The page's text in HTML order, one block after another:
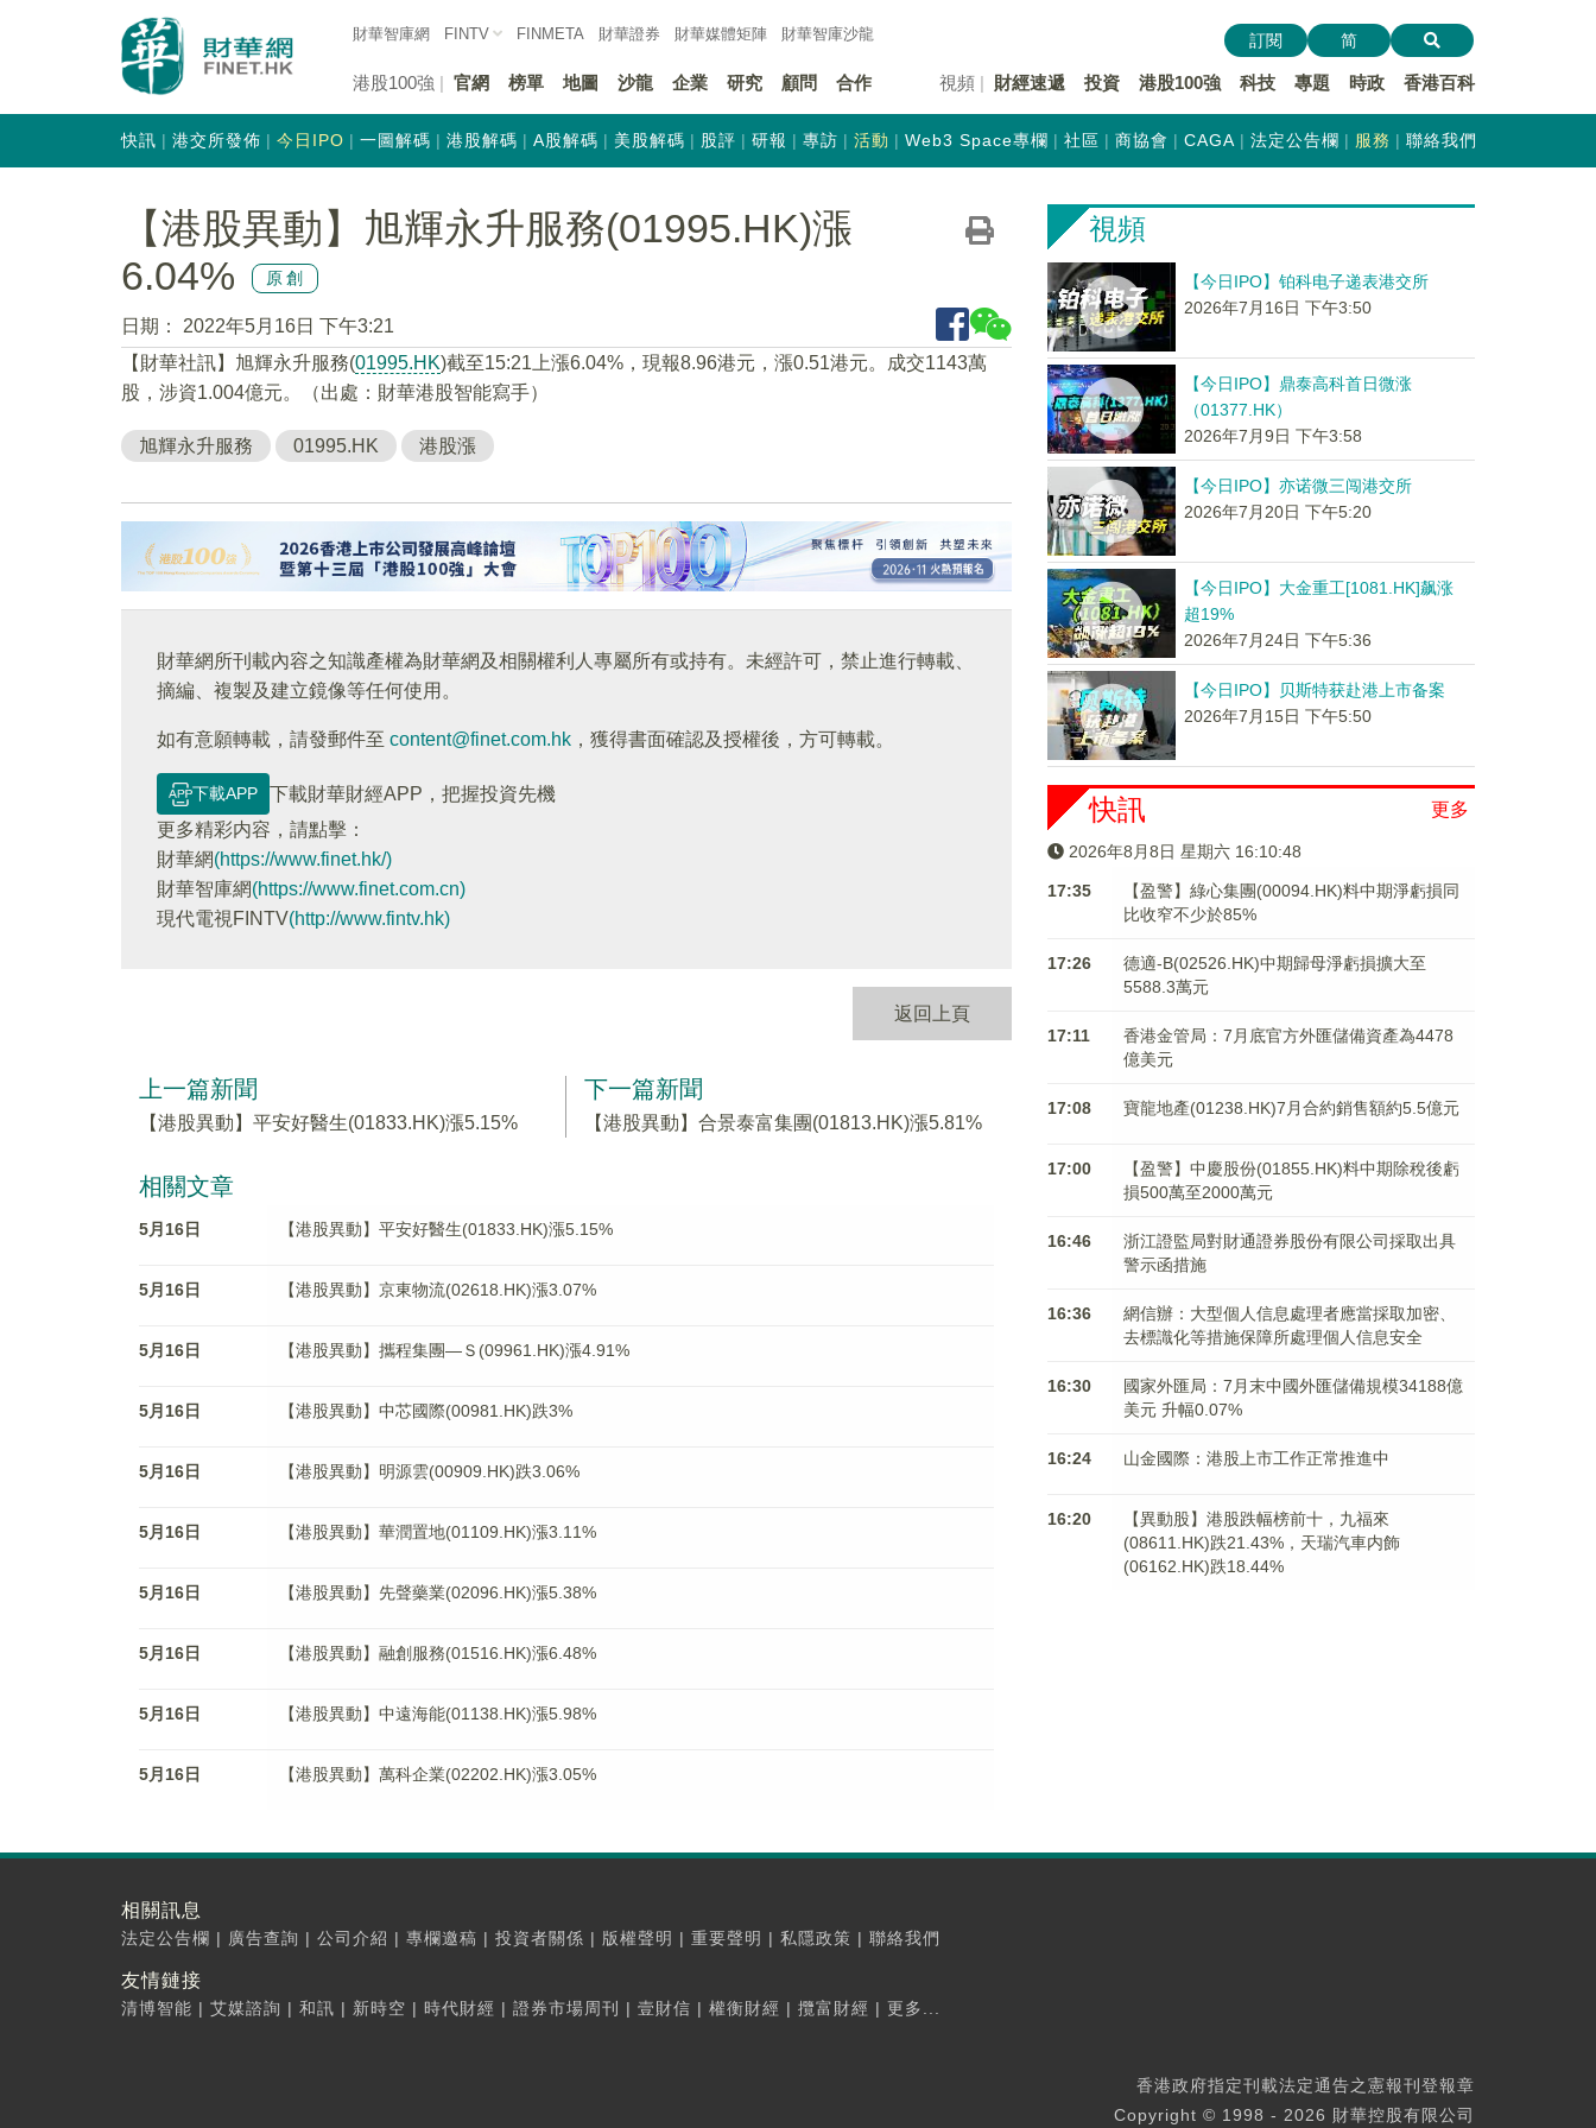
財華智庫網 FINTV FINMETA 財華證券 財華媒體矩陣 財華智庫沙龍
港股100強 官網 榜單 地圖 沙龍 企業 研究 顧問 合作 視頻 財經速遞 投資 港股100強 科技 專題 時政 香港百科
訂閱 简
快訊 港交所發佈 今日IPO 一圖解碼 港股解碼 A股解碼 美股解碼 股評 研報 專訪 活動 Web3 Space專欄 社區 商協會 CAGA 法定公告欄 服務 聯絡我們
【港股異動】旭輝永升服務(01995.HK)漲
6.04%
原創
日期：
2022年5月16日 下午3:21
【財華社訊】旭輝永升服務(01995.HK)截至15:21上漲6.04%，現報8.96港元，漲0.51港元。成交1143萬
股，涉資1.004億元。（出處：財華港股智能寫手）
旭輝永升服務 01995.HK 港股漲
財華網所刊載內容之知識產權為財華網及相關權利人專屬所有或持有。未經許可，禁止進行轉載、
摘編、複製及建立鏡像等任何使用。
如有意願轉載，請發郵件至 content@finet.com.hk ，獲得書面確認及授權後，方可轉載。
下載APP
下載財華財經APP，把握投資先機
更多精彩内容，請點擊：
財華網(https://www.finet.hk/)
財華智庫網(https://www.finet.com.cn)
現代電視FINTV(http://www.fintv.hk)
返回上頁
上一篇新聞
【港股異動】平安好醫生(01833.HK)漲5.15%
下一篇新聞
【港股異動】合景泰富集團(01813.HK)漲5.81%
相關文章
5月16日 【港股異動】平安好醫生(01833.HK)漲5.15%
5月16日 【港股異動】京東物流(02618.HK)漲3.07%
5月16日 【港股異動】攜程集團—Ｓ(09961.HK)漲4.91%
5月16日 【港股異動】中芯國際(00981.HK)跌3%
5月16日 【港股異動】明源雲(00909.HK)跌3.06%
5月16日 【港股異動】華潤置地(01109.HK)漲3.11%
5月16日 【港股異動】先聲藥業(02096.HK)漲5.38%
5月16日 【港股異動】融創服務(01516.HK)漲6.48%
5月16日 【港股異動】中遠海能(01138.HK)漲5.98%
5月16日 【港股異動】萬科企業(02202.HK)漲3.05%
視頻
【今日IPO】铂科电子递表港交所
2026年7月16日 下午3:50
【今日IPO】鼎泰高科首日微涨
（01377.HK）
2026年7月9日 下午3:58
【今日IPO】亦诺微三闯港交所
2026年7月20日 下午5:20
【今日IPO】大金重工[1081.HK]飙涨
超19%
2026年7月24日 下午5:36
【今日IPO】贝斯特获赴港上市备案
2026年7月15日 下午5:50
更多
快訊
2026年8月8日 星期六 16:10:49
17:35
【盈警】綠心集團(00094.HK)料中期淨虧損同
比收窄不少於85%
17:26
德適-B(02526.HK)中期歸母淨虧損擴大至
5588.3萬元
17:11
香港金管局：7月底官方外匯儲備資產為4478
億美元
17:08 寶龍地產(01238.HK)7月合約銷售額約5.5億元
17:00
【盈警】中慶股份(01855.HK)料中期除稅後虧
損500萬至2000萬元
16:46
浙江證監局對財通證券股份有限公司採取出具
警示函措施
16:36
網信辦：大型個人信息處理者應當採取加密、
去標識化等措施保障所處理個人信息安全
16:30
國家外匯局：7月末中國外匯儲備規模34188億
美元 升幅0.07%
16:24 山金國際：港股上市工作正常推進中
16:20
【異動股】港股跌幅榜前十，九福來
(08611.HK)跌21.43%，天瑞汽車内飾
(06162.HK)跌18.44%
相關訊息
法定公告欄 | 廣告查詢 | 公司介紹 | 專欄邀稿 | 投資者關係 | 版權聲明 | 重要聲明 | 私隱政策 | 聯絡我們
友情鏈接
清博智能 | 艾媒諮詢 | 和訊 | 新時空 | 時代財經 | 證券市場周刊 | 壹財信 | 權衡財經 | 攬富財經 | 更多...
香港政府指定刊載法定通告之憲報刊登報章
Copyright © 1998 - 2026 財華控股有限公司